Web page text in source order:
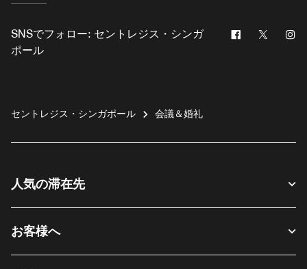
SNSでフォロー: セントレジス・シンガ
ポール
Facebook
Twitter
セントレジス・シンガポール 会議＆婚礼
人気の滞在先
お客様へ